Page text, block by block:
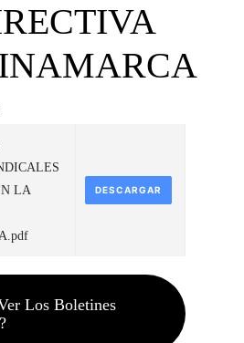
LA
DESCARGAR
Los Boletines